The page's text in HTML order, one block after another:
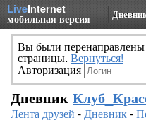
LiveInternet
мобильная версия
Вы были
страницы. Вернуться!
Авторизация
Дневник
Лента друзей -Дневник-